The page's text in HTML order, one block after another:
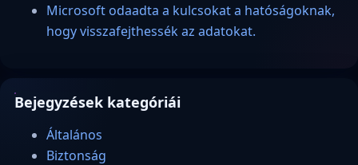
Microsoft odaadta a kulcsokat a hatóságoknak,
hogy visszafejthessék az adatokat.
Bejegyzések kategóriái
Általános
Biztonság